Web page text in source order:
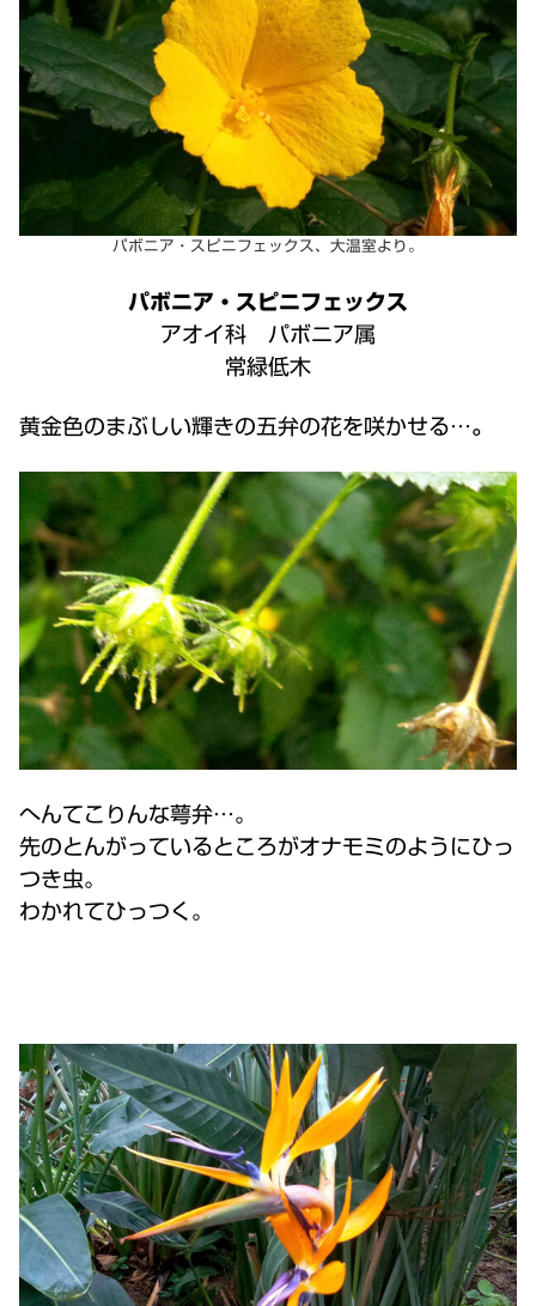
パボニア・スピニフェックス、大温室より。
パボニア・スピニフェックス
アオイ科 パボニア属
常緑低木
黄金色のまぶしい輝きの五弁の花を咲かせる…。
へんてこりんな萼弁…。
先のとんがっているところがオナモミのようにひっ
つき虫。
わかれてひっつく。